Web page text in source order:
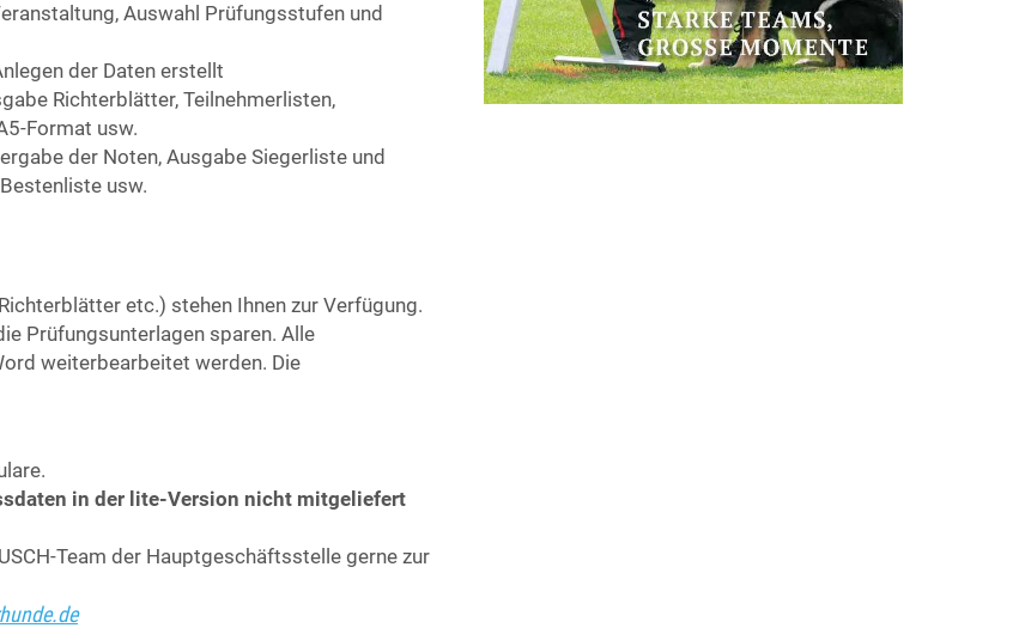
Auswahl Prüfungsstufen und
der Daten erstellt
Richterblätter, Teilnehmerlisten,
Format usw.
der Noten, Ausgabe Siegerliste und
usw.
etc.) stehen Ihnen zur Verfügung.
Prüfungsunterlagen sparen. Alle
weiterbearbeitet werden. Die
in der lite-Version nicht mitgeliefert
Team der Hauptgeschäftsstelle gerne zur
.de